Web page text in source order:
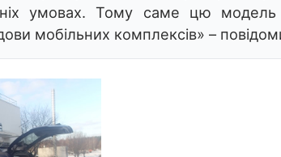
умовах. Тому саме цю
мобільних комплексів» –